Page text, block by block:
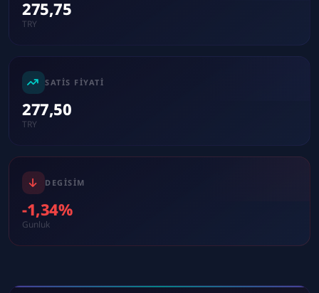
275,75
TRY
SATIS FIYATI
277,50
TRY
DEGISIM
-1,34%
Gunluk